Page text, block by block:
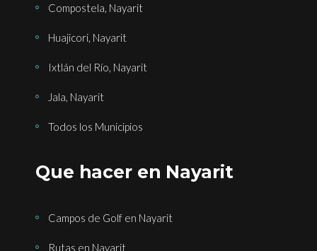
Compostela, Nayarit
Huajicori, Nayarit
Ixtlán del Río, Nayarit
Jala, Nayarit
Todos los Municipios
Que hacer en Nayarit
Campos de Golf en Nayarit
Rutas en Nayarit